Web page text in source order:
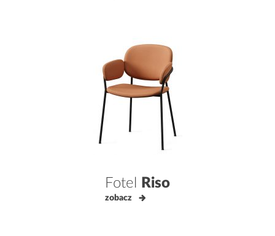
Fotel Riso
zobacz